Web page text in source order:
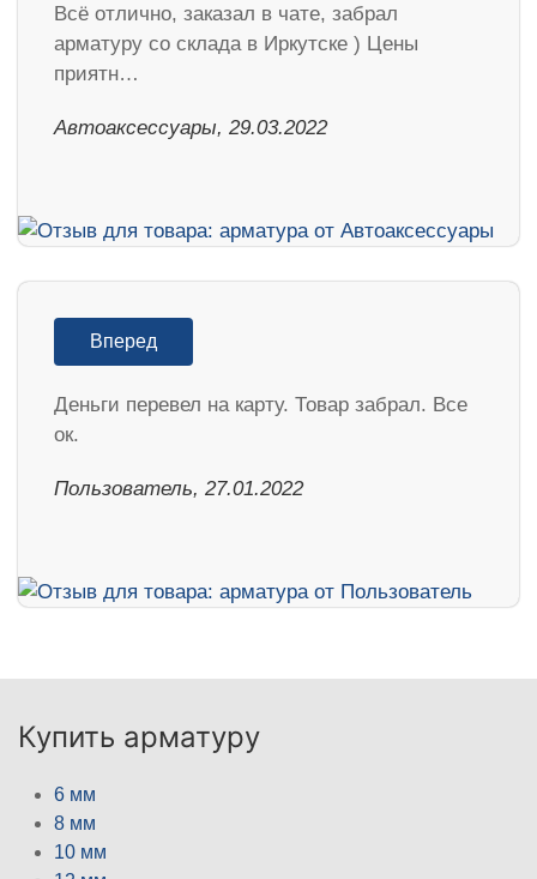
Всё отлично, заказал в чате, забрал
арматуру со склада в Иркутске ) Цены
приятн…
Автоаксессуары, 29.03.2022
Вперед
Деньги перевел на карту. Товар забрал. Все
ок.
Пользователь, 27.01.2022
Купить арматуру
6 мм
8 мм
10 мм